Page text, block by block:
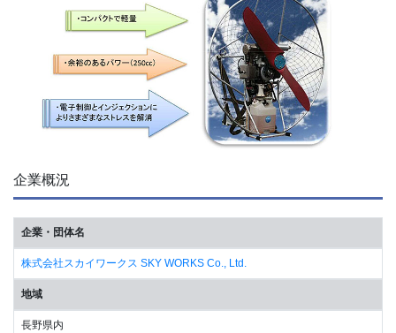
企業概況
企業・団体名
株式会社スカイワークス SKY WORKS Co., Ltd.
地域
長野県内